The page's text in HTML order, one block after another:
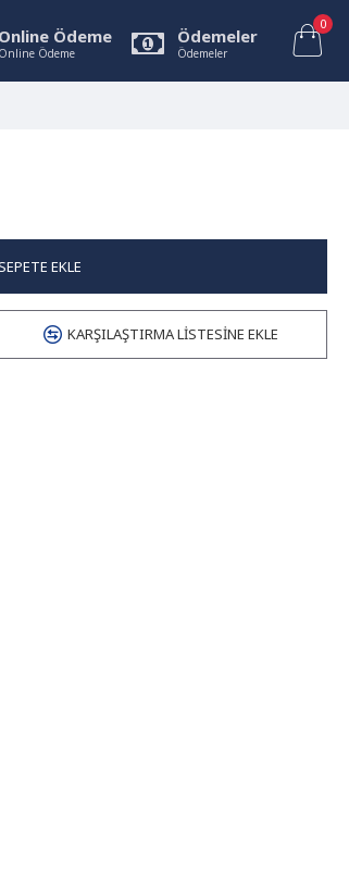
Online Ödeme
Online Ödeme
Ödemeler
Ödemeler
0
EKLE
KARŞILAŞTIRMA LISTESINE EKLE